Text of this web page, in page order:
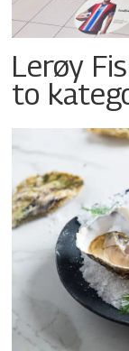
Lerøy
to